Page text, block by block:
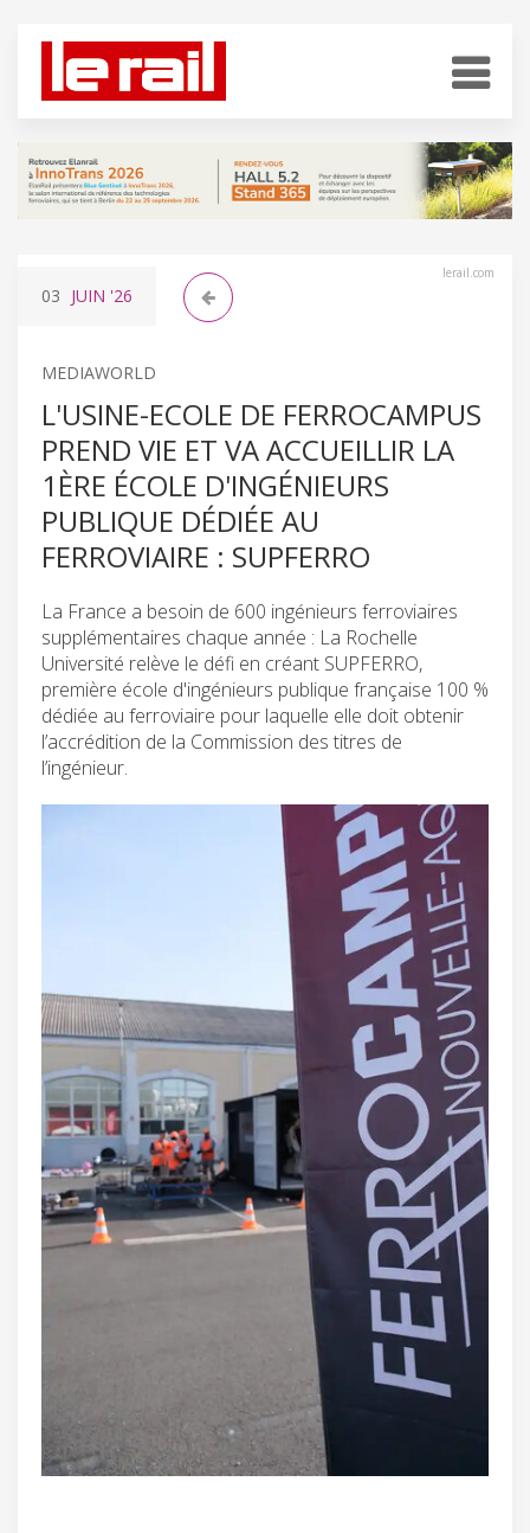
lerail.com
03 JUIN '26
MEDIAWORLD
L'USINE-ECOLE DE FERROCAMPUS
PREND VIE ET VA ACCUEILLIR LA
1ÈRE ÉCOLE D'INGÉNIEURS
PUBLIQUE DÉDIÉE AU
FERROVIAIRE : SUPFERRO
La France a besoin de 600 ingénieurs ferroviaires
supplémentaires chaque année : La Rochelle
Université relève le défi en créant SUPFERRO,
première école d'ingénieurs publique française 100 %
dédiée au ferroviaire pour laquelle elle doit obtenir
l’accrédition de la Commission des titres de
l’ingénieur.